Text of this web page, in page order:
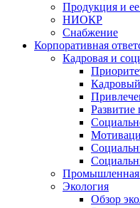
Продукция и
НИОКР
Снабжение
Корпоративная
Кадровая и
Кадровый
Развитие
Промышленная
Экология
Обзор